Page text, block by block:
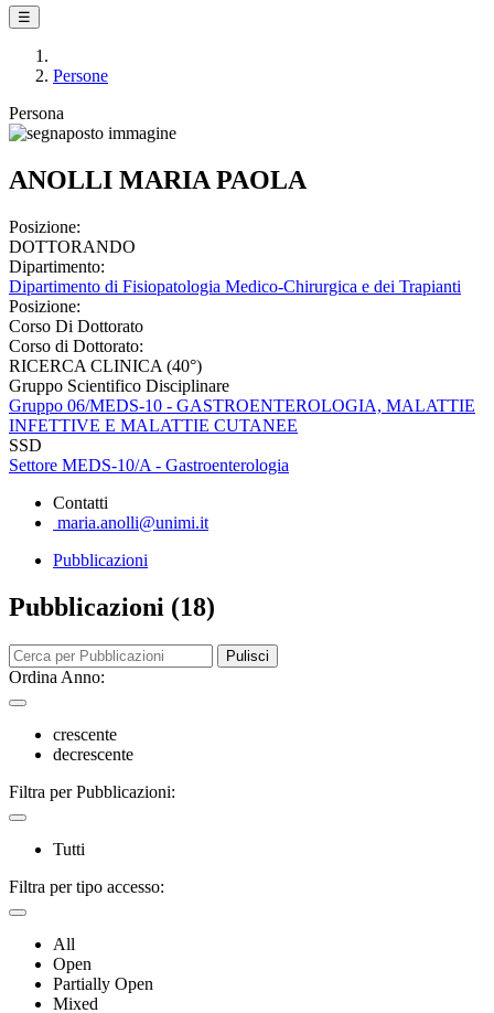
☰
Persone
Persona
ANOLLI MARIA PAOLA
Posizione:
DOTTORANDO
Dipartimento:
Dipartimento di Fisiopatologia Medico-Chirurgica e dei Trapianti
Posizione:
Corso Di Dottorato
Corso di Dottorato:
RICERCA CLINICA (40°)
Gruppo Scientifico Disciplinare
Gruppo 06/MEDS-10 - GASTROENTEROLOGIA, MALATTIE
INFETTIVE E MALATTIE CUTANEE
SSD
Settore MEDS-10/A - Gastroenterologia
Contatti
maria.anolli@unimi.it
Pubblicazioni
Pubblicazioni (18)
Pulisci
Ordina Anno:
crescente
decrescente
Filtra per Pubblicazioni:
Tutti
Filtra per tipo accesso:
All
Open
Partially Open
Mixed